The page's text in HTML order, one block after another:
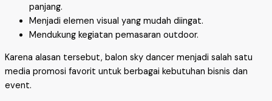
panjang.
Menjadi elemen visual yang mudah diingat.
Mendukung kegiatan pemasaran outdoor.
Karena alasan tersebut, balon sky dancer menjadi salah satu
media promosi favorit untuk berbagai kebutuhan bisnis dan
event.